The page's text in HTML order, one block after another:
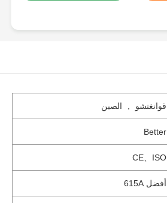
قوانغتشو ， الصين
Better
CE、ISO
أفضل 615A